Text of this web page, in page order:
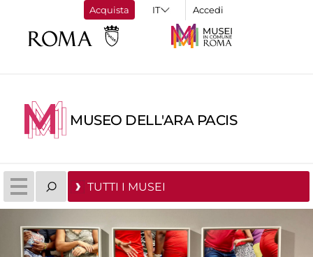
Acquista Accedi
MUSEO DELL'ARA PACIS
TUTTI I MUSEI